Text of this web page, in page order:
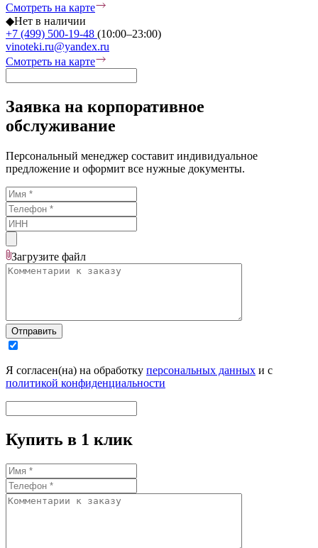
Смотреть на карте
◆Нет в наличии
+7 (499) 500-19-48 (10:00–23:00)
vinoteki.ru@yandex.ru
Смотреть на карте
Заявка на корпоративное
обслуживание
Персональный менеджер составит индивидуальное
предложение и оформит все нужные документы.
Загрузите файл
Отправить
Я согласен(на) на обработку персональных данных и с
политикой конфиденциальности
Купить в 1 клик